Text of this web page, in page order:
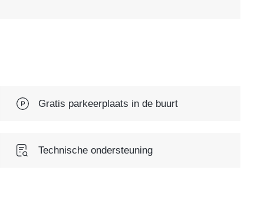
Gratis parkeerplaats in de buurt
Technische ondersteuning